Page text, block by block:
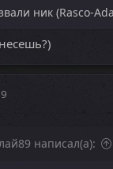
ник (Rasco-
написал(а):